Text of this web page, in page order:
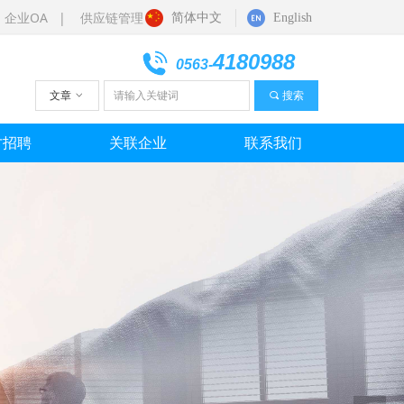
끠 搜索
文章 ꀁ
0563-4180988
简体中文 English
聘 关联企业 联系我们
企业OA | 供应链管理